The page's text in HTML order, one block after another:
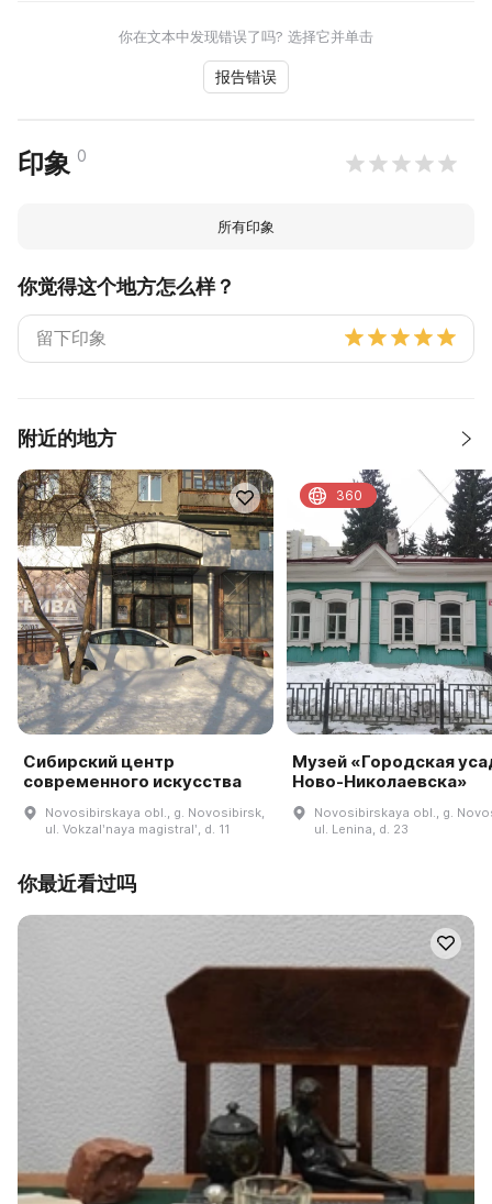
你在文本中发现错误了吗? 选择它并单击
报告错误
印象 0
所有印象
你觉得这个地方怎么样？
附近的地方
Сибирский центр
современного искусства
Novosibirskaya obl., g. Novosibirsk,
ul. Vokzalʹnaya magistralʹ, d. 11
Музей «Городская
Ново-Николаевска»
Novosibirskaya obl., g.
ul. Lenina, d. 23
360
你最近看过吗